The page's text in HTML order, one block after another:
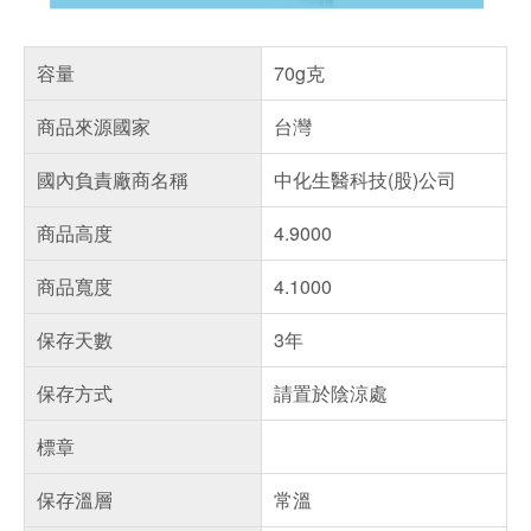
容量
70g克
商品來源國家
台灣
國內負責廠商名稱
中化生醫科技(股)公司
商品高度
4.9000
商品寬度
4.1000
保存天數
3年
保存方式
請置於陰涼處
標章
保存溫層
常溫